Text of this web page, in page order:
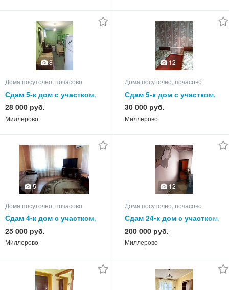
8
Дома посуточно, почасово
Сдам 5-к дом с участком,
65.0 кв.м, этажей 1
28 000 руб.
Миллерово
12
Дома посуточно, почасово
Сдам 5-к дом с участком,
75.0 кв.м, этажей 1
30 000 руб.
Миллерово
5
Дома посуточно, почасово
Сдам 4-к дом с участком,
75.0 кв.м, этажей 1
25 000 руб.
Миллерово
12
Дома посуточно, почасово
Сдам 24-к дом с участком,
550.0 кв.м, этажей 3
200 000 руб.
Миллерово